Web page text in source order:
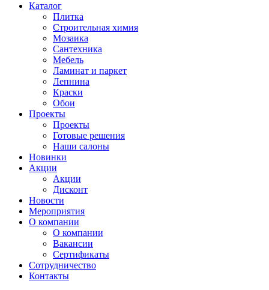
Каталог
Плитка
Строительная химия
Мозаика
Сантехника
Мебель
Ламинат и паркет
Лепнина
Краски
Обои
Проекты
Проекты
Готовые решения
Наши салоны
Новинки
Акции
Акции
Дисконт
Новости
Мероприятия
О компании
О компании
Вакансии
Сертификаты
Сотрудничество
Контакты